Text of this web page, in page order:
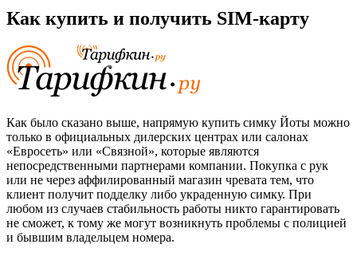
Как купить и получить SIM-карту
Как было сказано выше, напрямую купить симку Йоты можно
только в официальных дилерских центрах или салонах
«Евросеть» или «Связной», которые являются
непосредственными партнерами компании. Покупка с рук
или не через аффилированный магазин чревата тем, что
клиент получит подделку либо украденную симку. При
любом из случаев стабильность работы никто гарантировать
не сможет, к тому же могут возникнуть проблемы с полицией
и бывшим владельцем номера.